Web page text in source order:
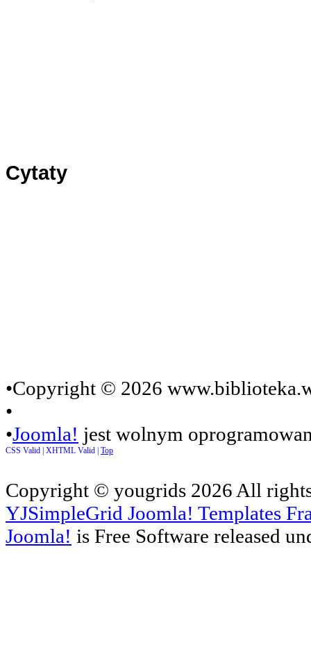
Cytaty
•Copyright © 2026
•
•Joomla! jest wolnym
CSS Valid | XHTML Valid | Top
Copyright © yougrids 2026 All
YJSimpleGrid Joomla! Templates
Joomla! is Free Software released